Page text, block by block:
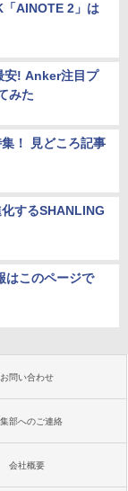
AINOTE 2」は
安! Anker注目プ
みた
！ 見どころ記事
するSHANLING
はこのページで
お問い合わせ
部へのご連絡
会社概要